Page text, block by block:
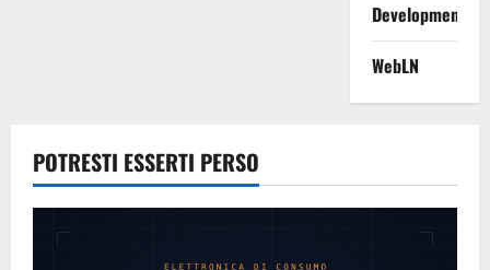
Development
WebLN
POTRESTI ESSERTI PERSO